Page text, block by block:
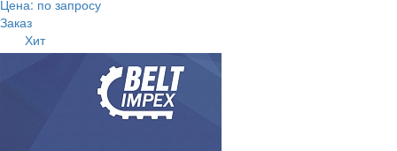
Цена: по запросу
Заказ
Хит